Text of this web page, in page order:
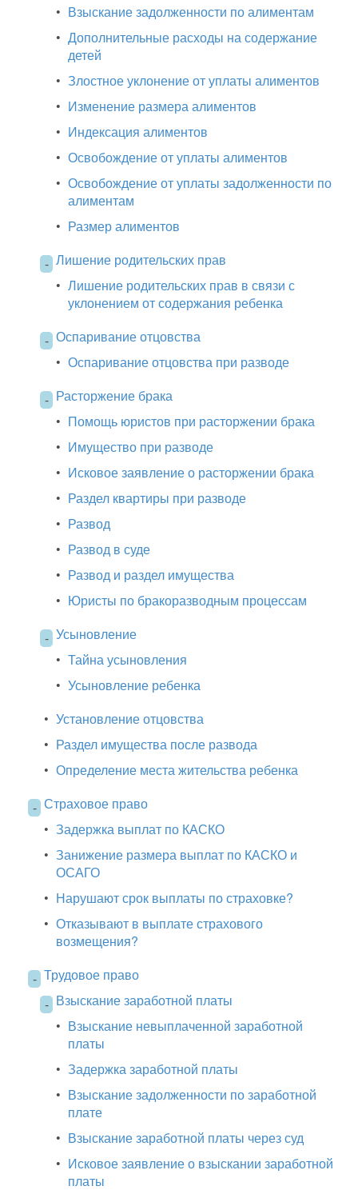
• Взыскание задолженности по алиментам
• Дополнительные расходы на содержание
детей
• Злостное уклонение от уплаты алиментов
• Изменение размера алиментов
• Индексация алиментов
• Освобождение от уплаты алиментов
• Освобождение от уплаты задолженности по
алиментам
• Размер алиментов
- Лишение родительских прав
• Лишение родительских прав в связи с
уклонением от содержания ребенка
- Оспаривание отцовства
• Оспаривание отцовства при разводе
- Расторжение брака
• Помощь юристов при расторжении брака
• Имущество при разводе
• Исковое заявление о расторжении брака
• Раздел квартиры при разводе
• Развод
• Развод в суде
• Развод и раздел имущества
• Юристы по бракоразводным процессам
- Усыновление
• Тайна усыновления
• Усыновление ребенка
• Установление отцовства
• Раздел имущества после развода
• Определение места жительства ребенка
- Страховое право
• Задержка выплат по КАСКО
• Занижение размера выплат по КАСКО и
ОСАГО
• Нарушают срок выплаты по страховке?
• Отказывают в выплате страхового
возмещения?
- Трудовое право
- Взыскание заработной платы
• Взыскание невыплаченной заработной
платы
• Задержка заработной платы
• Взыскание задолженности по заработной
плате
• Взыскание заработной платы через суд
• Исковое заявление о взыскании заработной
платы